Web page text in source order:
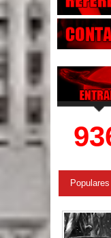
Populares